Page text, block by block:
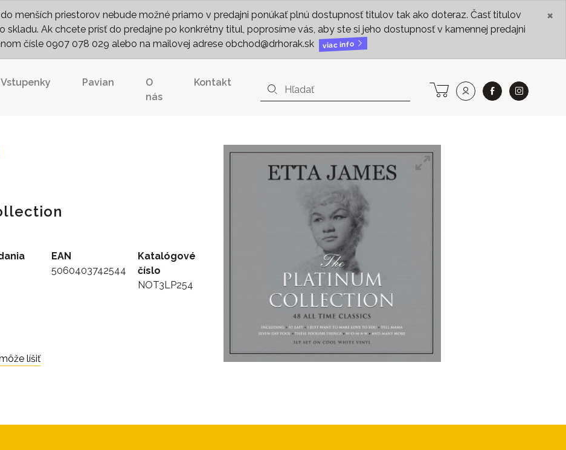
menších priestorov nebude možné priamo v predajni ponúkať plnú dostupnosť titulov tak ako doteraz. Časť titulov
Ak chcete prísť do predajne po konkrétny titul, poprosíme vás, aby ste si jeho dostupnosť v kamennej predajni
čísle 0907 078 029 alebo na mailovej adrese obchod@drhorak.sk
viac info
×
Vstupenky Pavian
O
nás
Kontakt
EAN
5060403742544
Katalógové
číslo
NOT3LP254
líšiť